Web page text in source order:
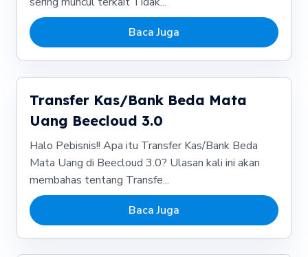
Baca Juga
Transfer Kas/Bank Beda Mata
Uang Beecloud 3.0
Halo Pebisnis!! Apa itu Transfer Kas/Bank Beda
Mata Uang di Beecloud 3.0? Ulasan kali ini akan
membahas tentang Transfe...
Baca Juga